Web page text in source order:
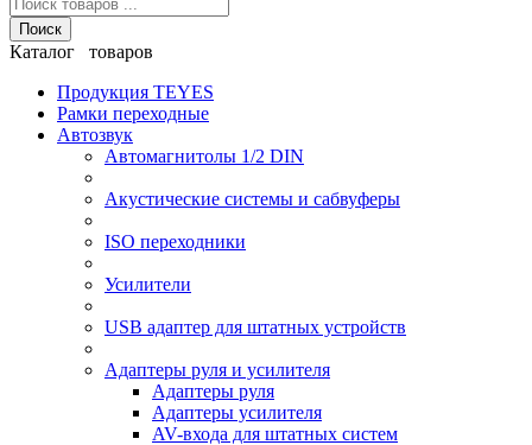
Поиск
Каталог товаров
Продукция TEYES
Рамки переходные
Автозвук
Автомагнитолы 1/2 DIN
Акустические системы и сабвуферы
ISO переходники
Усилители
USB адаптер для штатных устройств
Адаптеры руля и усилителя
Адаптеры руля
Адаптеры усилителя
AV-входа для штатных систем